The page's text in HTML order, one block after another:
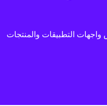
التطبيقات والمنتجات